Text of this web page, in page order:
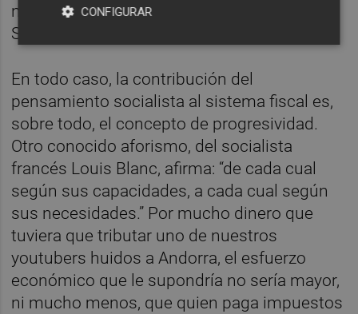
no les confunda, un país sin Estado no es
Suiza, es Somalia.
En todo caso, la contribución del
pensamiento socialista al sistema fiscal es,
sobre todo, el concepto de progresividad.
Otro conocido aforismo, del socialista
francés Louis Blanc, afirma: “de cada cual
según sus capacidades, a cada cual según
sus necesidades.” Por mucho dinero que
tuviera que tributar uno de nuestros
youtubers huidos a Andorra, el esfuerzo
económico que le supondría no sería mayor,
ni mucho menos, que quien paga impuestos
CONFIGURAR